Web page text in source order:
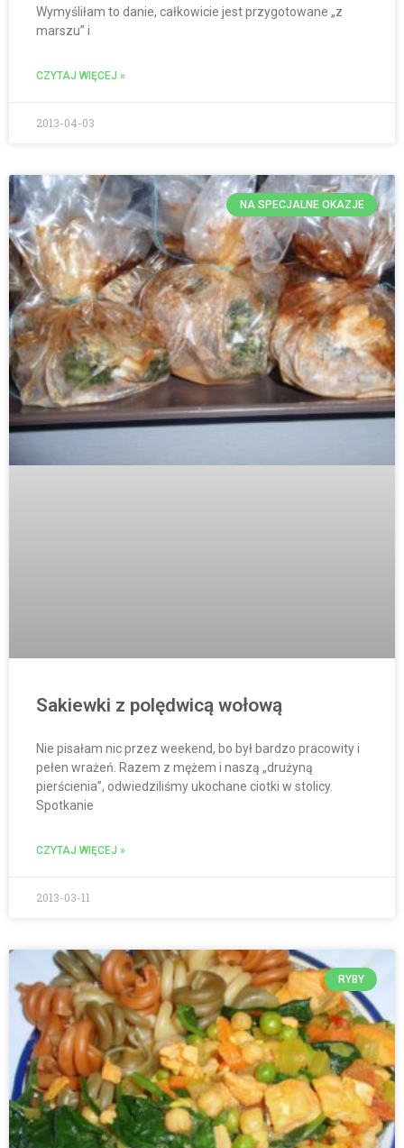
Wymyśliłam to danie, całkowicie jest przygotowane „z
marszu” i
CZYTAJ WIĘCEJ »
2013-04-03
NA SPECJALNE OKAZJE
Sakiewki z polędwicą wołową
Nie pisałam nic przez weekend, bo był bardzo pracowity i
pełen wrażeń. Razem z mężem i naszą „drużyną
pierścienia”, odwiedziliśmy ukochane ciotki w stolicy.
Spotkanie
CZYTAJ WIĘCEJ »
2013-03-11
RYBY